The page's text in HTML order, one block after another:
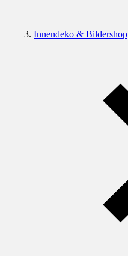
Innendeko & Bildershop